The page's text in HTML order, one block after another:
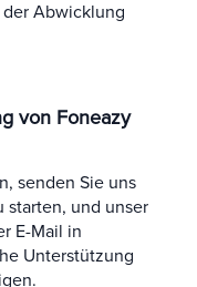
Abwicklung
von Foneazy
senden Sie uns
starten, und unser
E-Mail in
Unterstützung